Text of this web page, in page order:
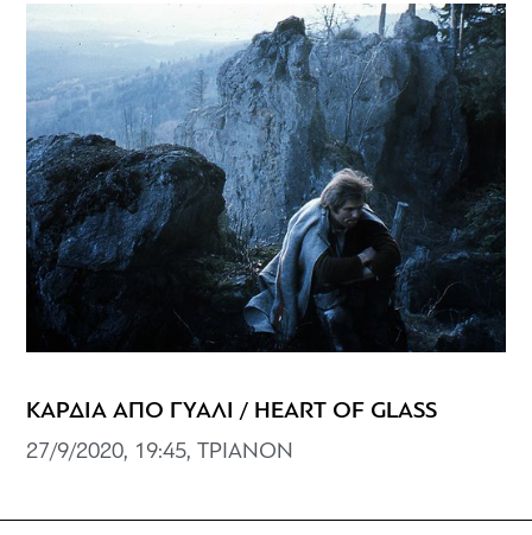
ΚΑΡΔΙΑ ΑΠΟ ΓΥΑΛΙ / HEART OF GLASS
27/9/2020, 19:45, ΤΡΙΑΝΟΝ